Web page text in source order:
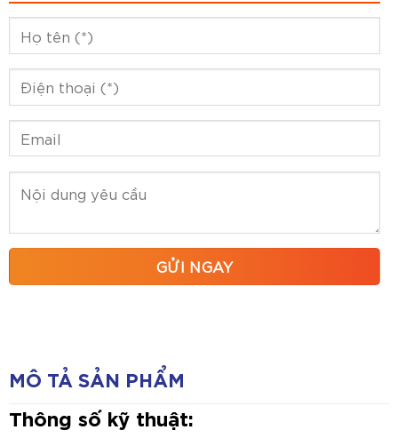
MÔ TẢ SẢN PHẨM
Thông số kỹ thuật: